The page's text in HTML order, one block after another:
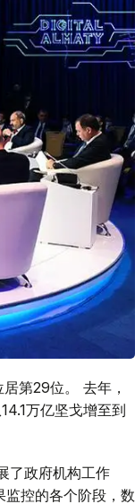
第29位。 去年，
万亿坚戈增至到
了政府机构工作
监控的各个阶段，数